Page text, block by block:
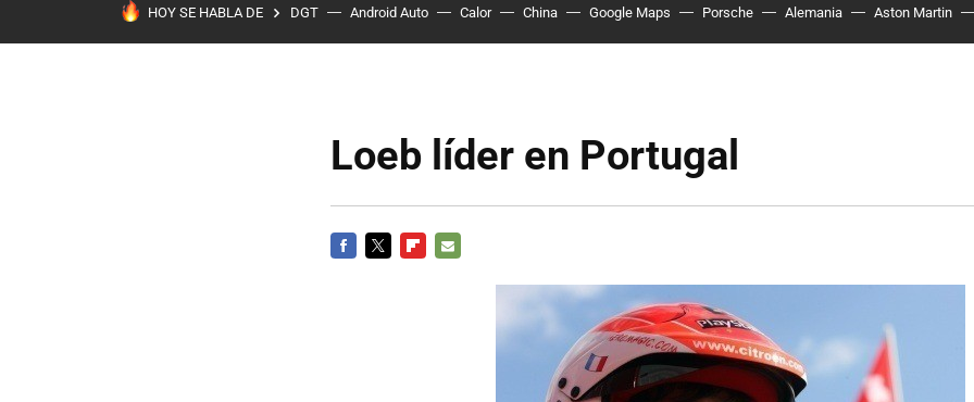
HOY SE HABLA DE DGT Android Auto Calor China Google Maps Porsche Alemania Aston Martin
Loeb líder en Portugal